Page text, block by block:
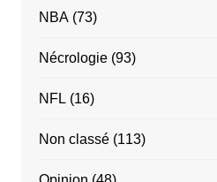
NBA(73)
Nécrologie(93)
NFL (16)
Non classé(113)